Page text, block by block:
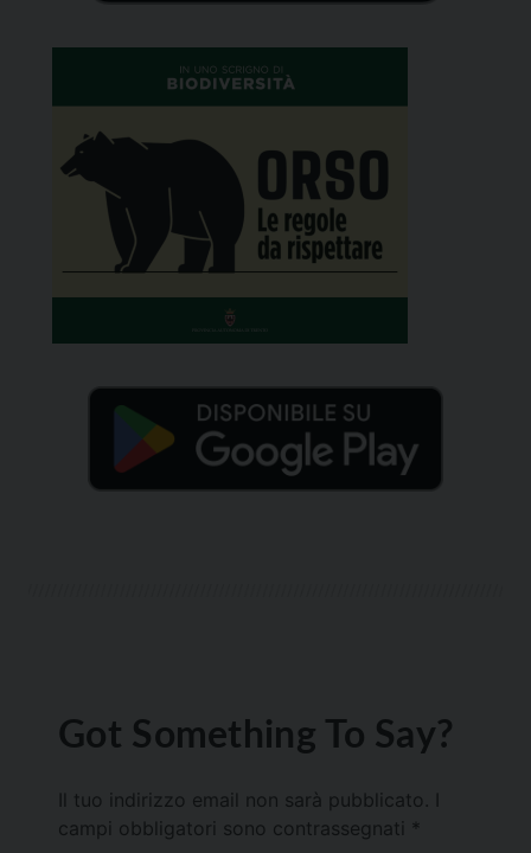
Got Something To Say?
Il tuo indirizzo email non sarà pubblicato.
campi obbligatori sono contrassegnati *